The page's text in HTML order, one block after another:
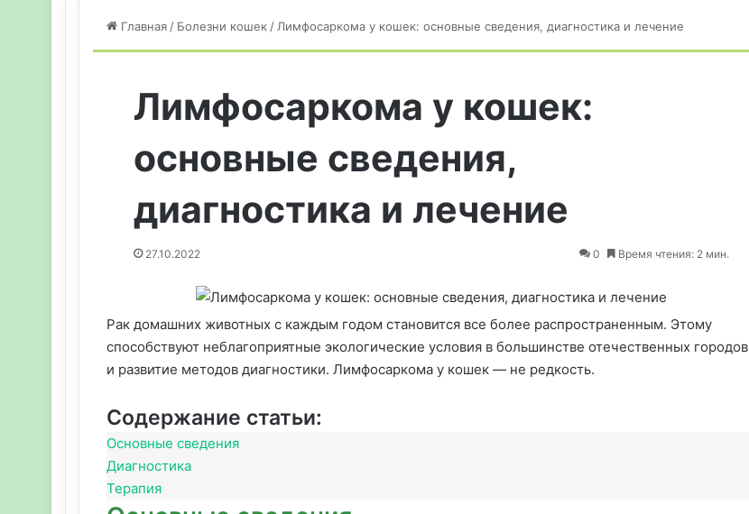
Главная / Болезни кошек / Лимфосаркома у кошек: основные сведения, диагностика и лечение
Лимфосаркома у кошек:
основные сведения,
диагностика и лечение
27.10.2022 0 Время чтения: 2 мин.
Рак домашних животных с каждым годом становится все более распространенным. Этому
способствуют неблагоприятные экологические условия в большинстве отечественных городов
и развитие методов диагностики. Лимфосаркома у кошек — не редкость.
Содержание статьи:
Основные сведения
Диагностика
Терапия